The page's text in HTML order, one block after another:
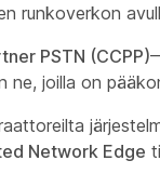
runkoverkon
PSTN (CCPP)
ne, joilla on
Network Edge